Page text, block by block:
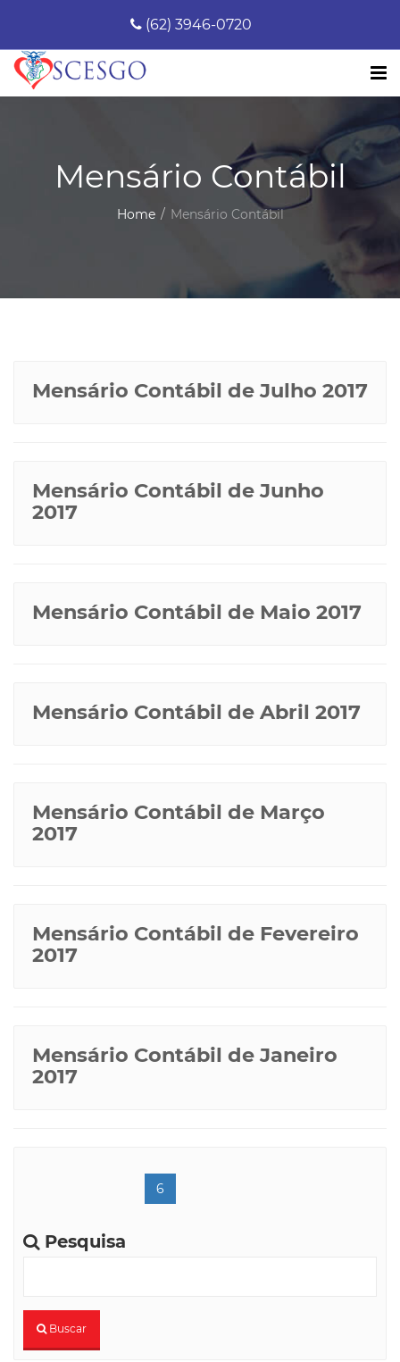
(62) 3946-0720
Mensário Contábil
Home Mensário Contábil
Mensário Contábil de Julho 2017
Mensário Contábil de Junho
2017
Mensário Contábil de Maio 2017
Mensário Contábil de Abril 2017
Mensário Contábil de Março
2017
Mensário Contábil de Fevereiro
2017
Mensário Contábil de Janeiro
2017
6(current)
Pesquisa
Buscar